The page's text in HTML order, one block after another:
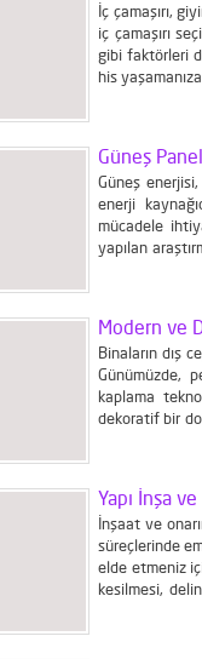
İç çamaşırı,
iç çamaşırı
gibi faktörleri
his
Güneş
Güneş
enerji
mücadele
yapılan
Modern ve
Binaların dış
Günümüzde,
kaplama
dekoratif bir
Yapı İnşa
İnşaat ve
süreçlerinde
elde etmeniz
kesilmesi,